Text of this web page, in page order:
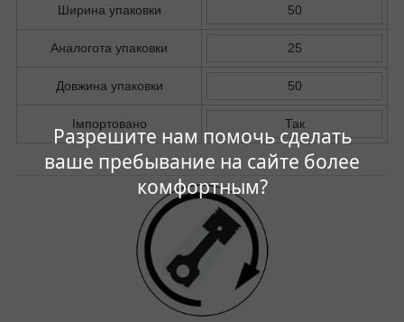
Разрешите нам помочь сделать
ваше пребывание на сайте более
комфортным?
Ширина упаковки 50
Аналогота упаковки 25
Довжина упаковки 50
Імпортовано Так